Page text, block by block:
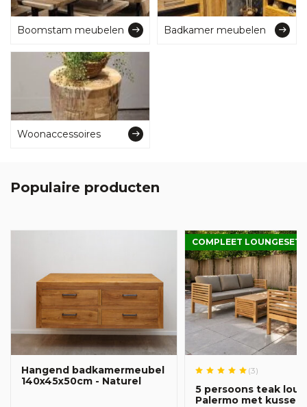
Boomstam meubelen Badkamer meubelen
Woonaccessoires
Populaire producten
Hangend badkamermeubel
140x45x50cm - Naturel
COMPLEET LOUNGESET
(3)
5 persoons teak
Palermo met